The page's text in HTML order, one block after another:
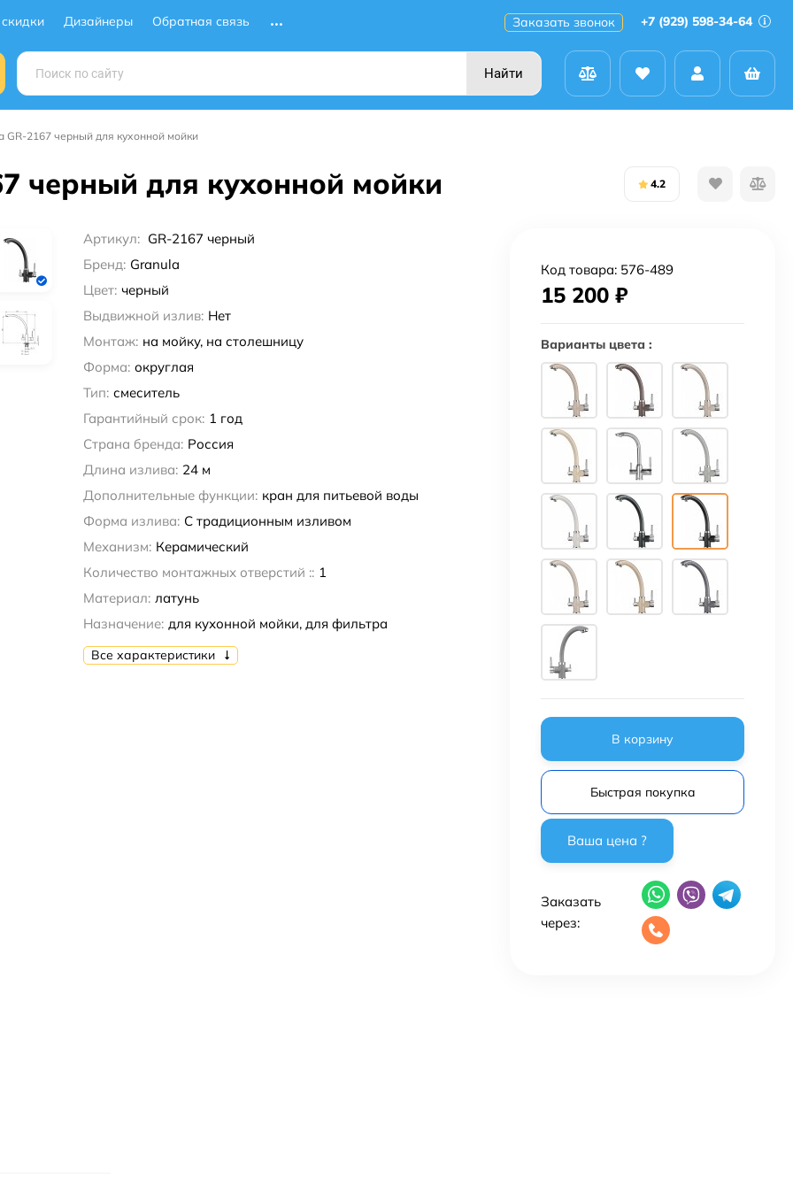
Дизайнеры Обратная связь Заказать звонок +7 (929) 598-34-64
Найти
GR-2167 черный для кухонной мойки
черный для кухонной мойки 4.2
Артикул: GR-2167 черный
Бренд: Granula
Цвет: черный
Выдвижной излив: Нет
Монтаж: на мойку, на столешницу
Форма: округлая
Тип: смеситель
Гарантийный срок: 1 год
Страна бренда: Россия
Длина излива: 24 м
Дополнительные функции: кран для питьевой воды
Форма излива: С традиционным изливом
Механизм: Керамический
Количество монтажных отверстий :: 1
Материал: латунь
Назначение: для кухонной мойки, для фильтра
Все характеристики
Код товара: 576-489
15 200 ₽
Варианты цвета :
В корзину
Быстрая покупка
Заказать
через: